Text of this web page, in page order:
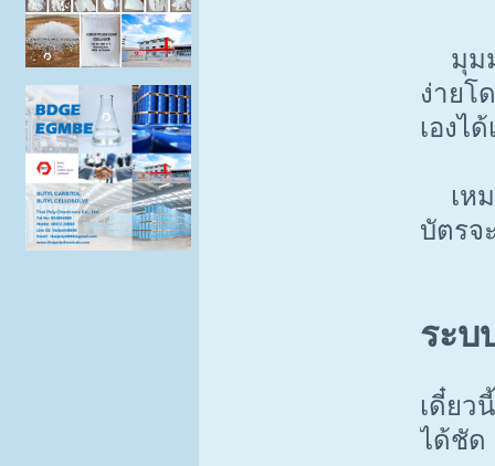
มุมม
ง่ายโ
เองไ
เหม
บัตรจ
ระบ
เดี๋ยว
ได้ชัด